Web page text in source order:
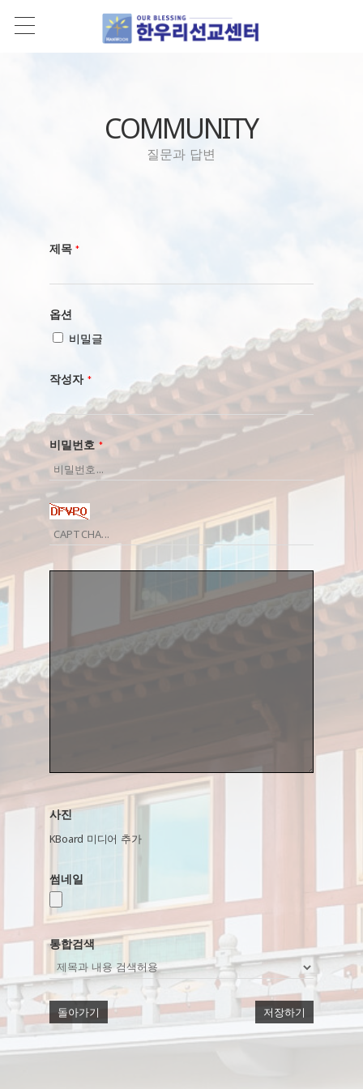
COMMUNITY
질문과 답변
제목 *
옵션
비밀글
작성자 *
비밀번호 *
사진
KBoard 미디어 추가
썸네일
통합검색
돌아가기 저장하기